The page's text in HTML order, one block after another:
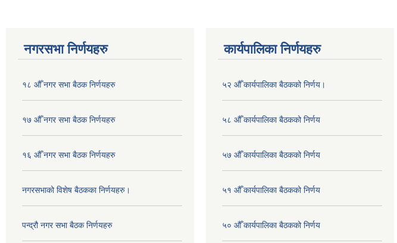
नगरसभा निर्णयहरु
१८ औँ नगर सभा बैठक निर्णयहरु
१७ औँ नगर सभा बैठक निर्णयहरु
१६ औँ नगर सभा बैठक निर्णयहरु
नगरसभाको विशेष बैठकका निर्णयहरु।
पन्द्रौ नगर सभा बैठक निर्णयहरु
कार्यपालिका निर्णयहरु
५२ औँ कार्यपालिका बैठकको निर्णय।
५८ औँ कार्यपालिका बैठकको निर्णय
५७ औँ कार्यपालिका बैठकको निर्णय
५१ औँ कार्यपालिका बैठकको निर्णय
५० औँ कार्यपालिका बैठकको निर्णय